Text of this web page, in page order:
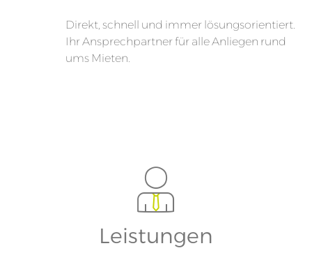
Direkt, schnell und immer lösungsorientiert.
Ihr Ansprechpartner für alle Anliegen rund
ums Mieten.
Leistungen